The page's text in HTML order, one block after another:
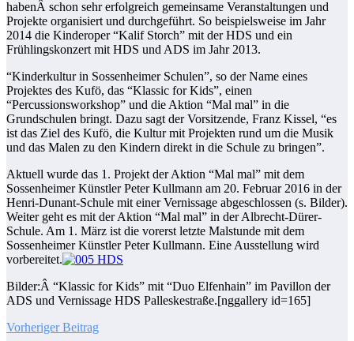
habenÂ schon sehr erfolgreich gemeinsame Veranstaltungen und
Projekte organisiert und durchgeführt. So beispielsweise im Jahr
2014 die Kinderoper “Kalif Storch” mit der HDS und ein
Frühlingskonzert mit HDS und ADS im Jahr 2013.
“Kinderkultur in Sossenheimer Schulen”, so der Name eines
Projektes des Kufö, das “Klassic for Kids”, einen
“Percussionsworkshop” und die Aktion “Mal mal” in die
Grundschulen bringt. Dazu sagt der Vorsitzende, Franz Kissel, “es
ist das Ziel des Kufö, die Kultur mit Projekten rund um die Musik
und das Malen zu den Kindern direkt in die Schule zu bringen”.
Aktuell wurde das 1. Projekt der Aktion “Mal mal” mit dem
Sossenheimer Künstler Peter Kullmann am 20. Februar 2016 in der
Henri-Dunant-Schule mit einer Vernissage abgeschlossen (s. Bilder).
Weiter geht es mit der Aktion “Mal mal” in der Albrecht-Dürer-
Schule. Am 1. März ist die vorerst letzte Malstunde mit dem
Sossenheimer Künstler Peter Kullmann. Eine Ausstellung wird
vorbereitet.
Bilder:Â “Klassic for Kids” mit “Duo Elfenhain” im Pavillon der
ADS und Vernissage HDS Palleskestraße.[nggallery id=165]
Vorheriger Beitrag